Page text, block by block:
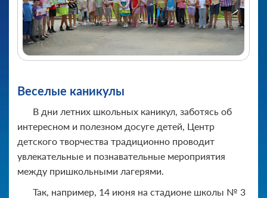
Веселые каникулы
В дни летних школьных каникул, заботясь об
интересном и полезном досуге детей, Центр
детского творчества традиционно проводит
увлекательные и познавательные мероприятия
между пришкольными лагерями.
Так, например, 14 июня на стадионе школы № 3